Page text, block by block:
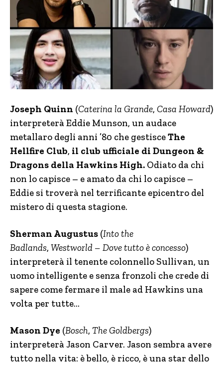
Joseph Quinn (Caterina la Grande, Casa Howard)
interpreterà Eddie Munson, un audace
metallaro degli anni ’80 che gestisceThe
Hellfire Club, il club ufficiale di Dungeon &
Dragons della Hawkins High. Odiato da chi
non lo capisce – e amato da chi lo capisce –
Eddie si troverà nel terrificante epicentro del
mistero di questa stagione.
Sherman Augustus (Into the
Badlands, Westworld – Dove tutto è concesso)
interpreterà il tenente colonnello Sullivan, un
uomo intelligente e senza fronzoli che crede di
sapere come fermare il male ad Hawkins una
volta per tutte…
Mason Dye (Bosch, The Goldbergs)
interpreterà Jason Carver. Jason sembra avere
tutto nella vita: è bello, è ricco, è una star dello